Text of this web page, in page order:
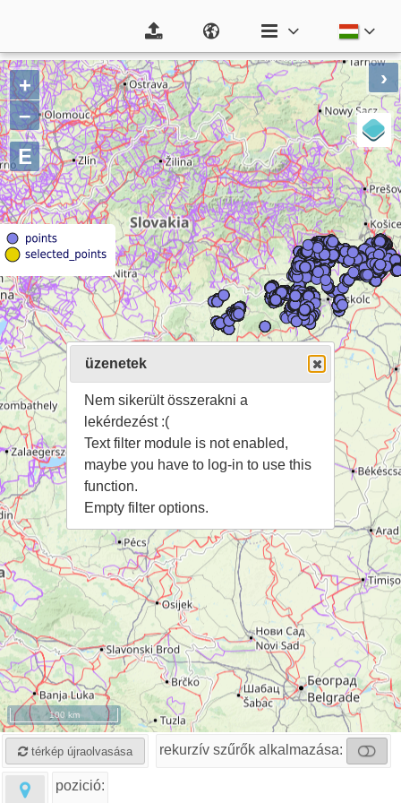
+
–
E
100 km
›
térkép újraolvasása rekurzív szűrők alkalmazása:
pozició:
üzenetek
Nem sikerült összerakni a
lekérdezést :(
Text filter module is not enabled,
maybe you have to log-in to use this
function.
Empty filter options.